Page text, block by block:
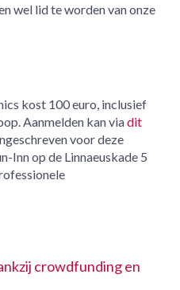
wel lid te worden van onze
kost 100 euro, inclusief
Aanmelden kan viadit
voor deze
Inn op de Linnaeuskade 5
crowdfunding en